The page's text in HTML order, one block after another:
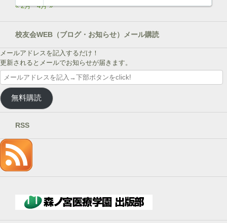
« 2月
4月 »
校友会WEB（ブログ・お知らせ）メール購読
メールアドレスを記入するだけ！
更新されるとメールでお知らせが届きます。
メ
ー
ル
ア
ド
を
記
入
→
ン
無料購読
RSS